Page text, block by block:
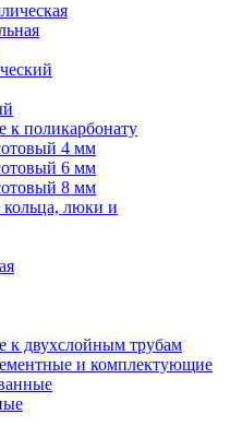
поликарбонату
4 мм
6 мм
8 мм
люки и
к двухслойным трубам
и комплектующие